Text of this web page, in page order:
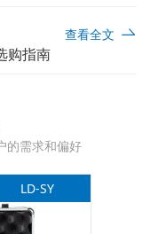
购指南
查看全文
的需求和偏好
LD-SY